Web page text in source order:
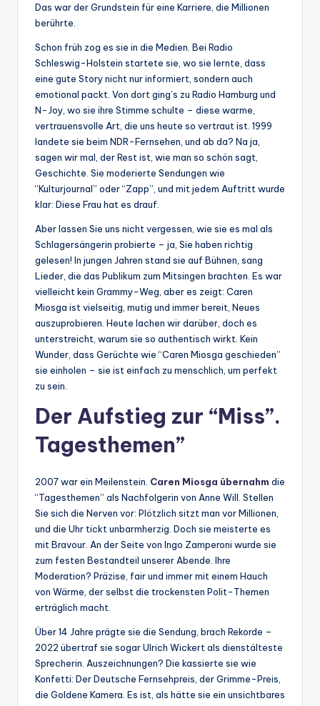
Das war der Grundstein für eine Karriere, die Millionen
berührte.
Schon früh zog es sie in die Medien. Bei Radio
Schleswig-Holstein startete sie, wo sie lernte, dass
eine gute Story nicht nur informiert, sondern auch
emotional packt. Von dort ging’s zu Radio Hamburg und
N-Joy, wo sie ihre Stimme schulte – diese warme,
vertrauensvolle Art, die uns heute so vertraut ist. 1999
landete sie beim NDR-Fernsehen, und ab da? Na ja,
sagen wir mal, der Rest ist, wie man so schön sagt,
Geschichte. Sie moderierte Sendungen wie
“Kulturjournal” oder “Zapp”, und mit jedem Auftritt wurde
klar: Diese Frau hat es drauf.
Aber lassen Sie uns nicht vergessen, wie sie es mal als
Schlagersängerin probierte – ja, Sie haben richtig
gelesen! In jungen Jahren stand sie auf Bühnen, sang
Lieder, die das Publikum zum Mitsingen brachten. Es war
vielleicht kein Grammy-Weg, aber es zeigt: Caren
Miosga ist vielseitig, mutig und immer bereit, Neues
auszuprobieren. Heute lachen wir darüber, doch es
unterstreicht, warum sie so authentisch wirkt. Kein
Wunder, dass Gerüchte wie “Caren Miosga geschieden”
sie einholen – sie ist einfach zu menschlich, um perfekt
zu sein.
Der Aufstieg zur “Miss”.
Tagesthemen”
2007 war ein Meilenstein. Caren Miosga übernahm die
“Tagesthemen” als Nachfolgerin von Anne Will. Stellen
Sie sich die Nerven vor: Plötzlich sitzt man vor Millionen,
und die Uhr tickt unbarmherzig. Doch sie meisterte es
mit Bravour. An der Seite von Ingo Zamperoni wurde sie
zum festen Bestandteil unserer Abende. Ihre
Moderation? Präzise, fair und immer mit einem Hauch
von Wärme, der selbst die trockensten Polit-Themen
erträglich macht.
Über 14 Jahre prägte sie die Sendung, brach Rekorde –
2022 übertraf sie sogar Ulrich Wickert als dienstälteste
Sprecherin. Auszeichnungen? Die kassierte sie wie
Konfetti: Der Deutsche Fernsehpreis, der Grimme-Preis,
die Goldene Kamera. Es ist, als hätte sie ein unsichtbares